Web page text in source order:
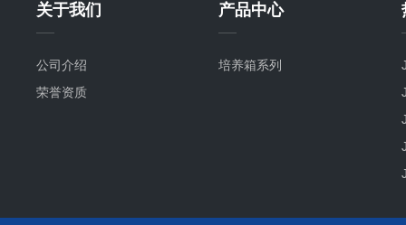
关于我们
公司介绍
荣誉资质
产品中心
培养箱系列